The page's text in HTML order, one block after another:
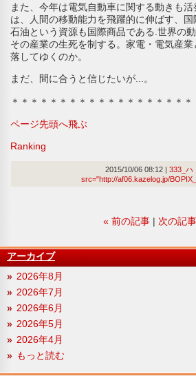
また、今年は電気自動車に関する動きも
は、人間の移動能力を飛躍的に伸ばす、国
石油という資源も国際商品である.世界の
その産業の生死を制する。家電・電気産
落してゆくのか。
まだ、間に合うと信じたいが...。
＊＊＊＊＊＊＊＊＊＊＊＊＊＊＊＊＊＊＊
ページ先頭へ飛ぶ
Ranking
2015/10/06 08:12
333_ハ
src="http://af06.kazelog.jp/
« 前の記事 次の記事
アーカイブ
2026年8月
2026年7月
2026年6月
2026年5月
2026年4月
もっと読む